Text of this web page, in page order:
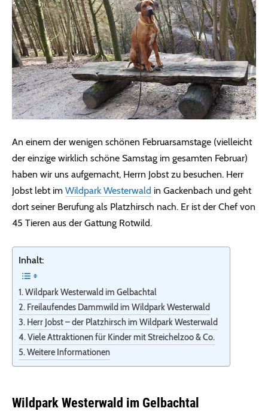
An einem der wenigen schönen Februarsamstage (vielleicht
der einzige wirklich schöne Samstag im gesamten Februar)
haben wir uns aufgemacht, Herrn Jobst zu besuchen. Herr
Jobst lebt im Wildpark Westerwald in Gackenbach und geht
dort seiner Berufung als Platzhirsch nach. Er ist der Chef von
45 Tieren aus der Gattung Rotwild.
Inhalt:
Wildpark Westerwald im Gelbachtal
Freilaufendes Dammwild im Wildpark Westerwald
Herr Jobst – der Platzhirsch im Wildpark Westerwald
Viele Attraktionen für Kinder mit Streichelzoo & Co.
Weitere Informationen
Wildpark Westerwald im Gelbachtal